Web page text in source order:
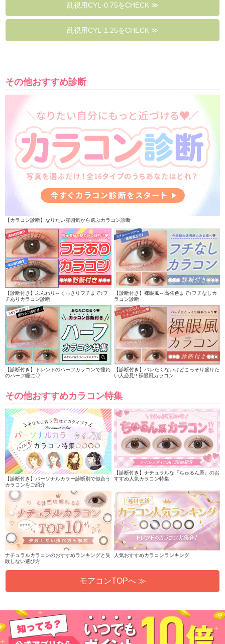
乱視用CYL-0.75をCHECK ≫
乱視用CYL-1.25をCHECK ≫
その他おすすめ診断
【カラコン診断】なりたい雰囲気から選ぶカラコン診断
【診断付き】ふんわり～くっきりフチまで♪フ
チありカラコン診断
【診断付き】裸眼風～高発色まで♪フチなしカ
ラコン診断
【診断付き】トレンドのハーフカラコンで憧れ
のハーフ瞳に♡
【診断付き】バレたくないけどこっそり盛りた
い人必見!! 裸眼風カラコン
その他おすすめカラコン特集
【診断付き】パーソナルカラー診断別で似合う
カラコンをご紹介
【診断付き】ナチュラルな『ちゅるん系』のお
すすめ人気カラコン特集
ナチュラルカラコンのおすすめランキングと失
敗しない選び方
人気おすすめカラコンランキング
モアコンTOPへ ≫